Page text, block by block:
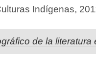
Indígenas,
de la literatura